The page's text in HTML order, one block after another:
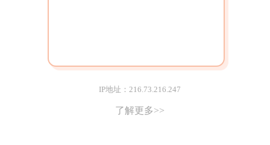
IP地址：216.73.216.247
了解更多>>